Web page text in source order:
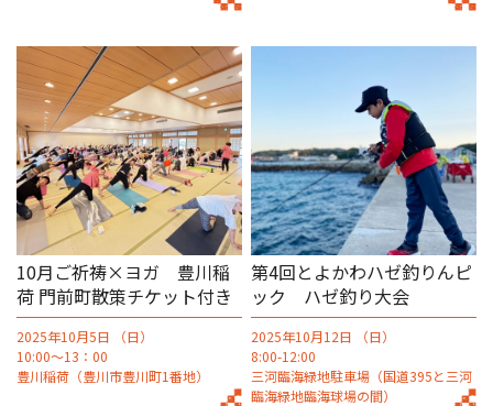
10月ご祈祷×ヨガ 豊川稲
荷 門前町散策チケット付き
2025年10月5日 （日）
10:00～13：00
豊川稲荷（豊川市豊川町1番地）
第4回とよかわハゼ釣りんピ
ック ハゼ釣り大会
2025年10月12日 （日）
8:00-12:00
三河臨海緑地駐車場（国道395と三河
臨海緑地臨海球場の間）